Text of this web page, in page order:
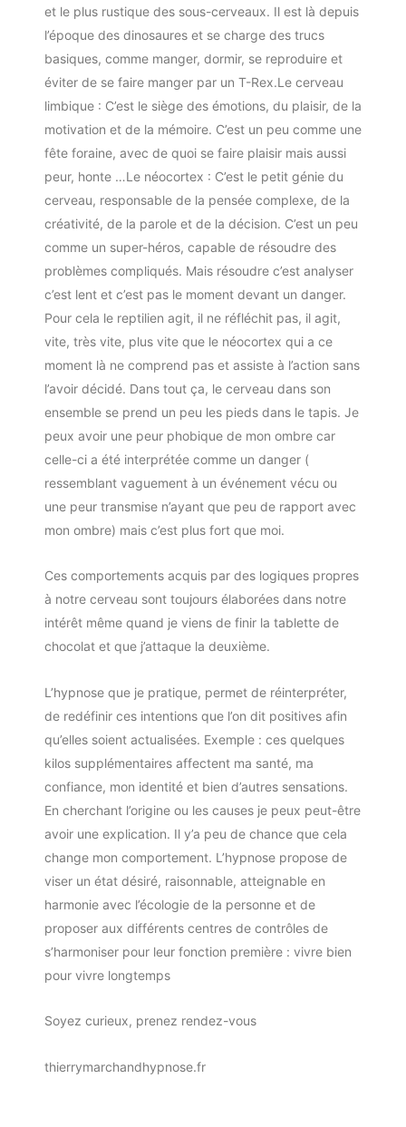
et le plus rustique des sous-cerveaux. Il est là depuis
l’époque des dinosaures et se charge des trucs
basiques, comme manger, dormir, se reproduire et
éviter de se faire manger par un T-Rex.Le cerveau
limbique : C’est le siège des émotions, du plaisir, de la
motivation et de la mémoire. C’est un peu comme une
fête foraine, avec de quoi se faire plaisir mais aussi
peur, honte …Le néocortex : C’est le petit génie du
cerveau, responsable de la pensée complexe, de la
créativité, de la parole et de la décision. C’est un peu
comme un super-héros, capable de résoudre des
problèmes compliqués. Mais résoudre c’est analyser
c’est lent et c’est pas le moment devant un danger.
Pour cela le reptilien agit, il ne réfléchit pas, il agit,
vite, très vite, plus vite que le néocortex qui a ce
moment là ne comprend pas et assiste à l’action sans
l’avoir décidé. Dans tout ça, le cerveau dans son
ensemble se prend un peu les pieds dans le tapis. Je
peux avoir une peur phobique de mon ombre car
celle-ci a été interprétée comme un danger (
ressemblant vaguement à un événement vécu ou
une peur transmise n’ayant que peu de rapport avec
mon ombre) mais c’est plus fort que moi.
Ces comportements acquis par des logiques propres
à notre cerveau sont toujours élaborées dans notre
intérêt même quand je viens de finir la tablette de
chocolat et que j’attaque la deuxième.
L’hypnose que je pratique, permet de réinterpréter,
de redéfinir ces intentions que l’on dit positives afin
qu’elles soient actualisées. Exemple : ces quelques
kilos supplémentaires affectent ma santé, ma
confiance, mon identité et bien d’autres sensations.
En cherchant l’origine ou les causes je peux peut-être
avoir une explication. Il y’a peu de chance que cela
change mon comportement. L’hypnose propose de
viser un état désiré, raisonnable, atteignable en
harmonie avec l’écologie de la personne et de
proposer aux différents centres de contrôles de
s’harmoniser pour leur fonction première : vivre bien
pour vivre longtemps
Soyez curieux, prenez rendez-vous
thierrymarchandhypnose.fr